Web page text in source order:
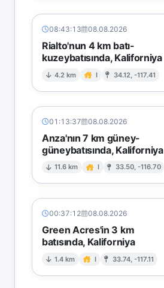
08:43:13 08.08.2026
Rialto'nun 4 km batı-
kuzeybatısında, Kaliforniya
4.2 km I 34.12, -117.41
01:13:37 08.08.2026
Anza'nın 7 km güney-
güneybatısında, Kaliforniya
11.6 km I 33.50, -116.70
00:37:12 08.08.2026
Green Acres'in 3 km
batısında, Kaliforniya
1.4 km I 33.74, -117.11